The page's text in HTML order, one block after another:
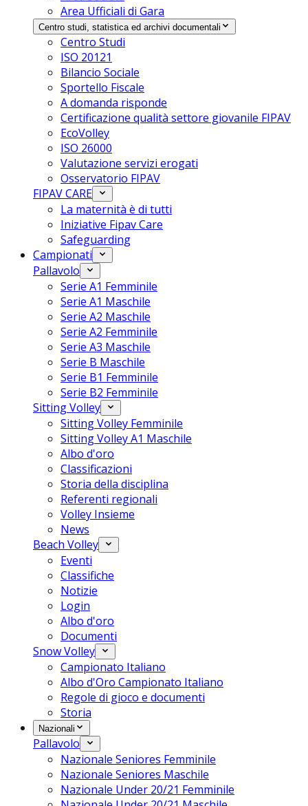
Area Ufficiali di Gara
Centro studi, statistica ed archivi documentali
Centro Studi
ISO 20121
Bilancio Sociale
Sportello Fiscale
A domanda risponde
Certificazione qualità settore giovanile FIPAV
EcoVolley
ISO 26000
Valutazione servizi erogati
Osservatorio FIPAV
FIPAV CARE
La maternità è di tutti
Iniziative Fipav Care
Safeguarding
Campionati
Pallavolo
Serie A1 Femminile
Serie A1 Maschile
Serie A2 Maschile
Serie A2 Femminile
Serie A3 Maschile
Serie B Maschile
Serie B1 Femminile
Serie B2 Femminile
Sitting Volley
Sitting Volley Femminile
Sitting Volley A1 Maschile
Albo d'oro
Classificazioni
Storia della disciplina
Referenti regionali
Volley Insieme
News
Beach Volley
Eventi
Classifiche
Notizie
Login
Albo d'oro
Documenti
Snow Volley
Campionato Italiano
Albo d'Oro Campionato Italiano
Regole di gioco e documenti
Storia
Nazionali
Pallavolo
Nazionale Seniores Femminile
Nazionale Seniores Maschile
Nazionale Under 20/21 Femminile